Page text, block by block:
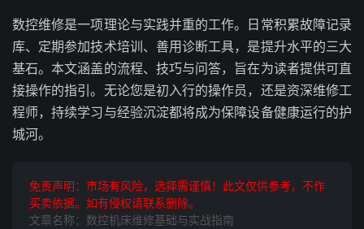
数控维修是一项理论与实践并重的工作。日常积累故障记录
库、定期参加技术培训、善用诊断工具，是提升水平的三大
基石。本文涵盖的流程、技巧与问答，旨在为读者提供可直
接操作的指引。无论您是初入行的操作员，还是资深维修工
程师，持续学习与经验沉淀都将成为保障设备健康运行的护
城河。
免责声明：市场有风险，选择需谨慎！此文仅供参考，不作
买卖依据。如有侵权请联系删除。
文章名称：数控机床维修基础与实战指南